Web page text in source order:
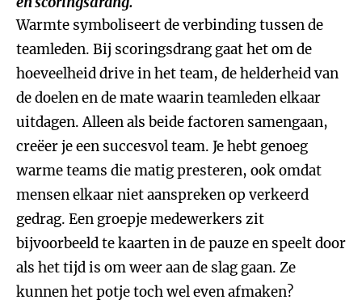
Warmte symboliseert de verbinding tussen de
teamleden. Bij scoringsdrang gaat het om de
hoeveelheid drive in het team, de helderheid van
de doelen en de mate waarin teamleden elkaar
uitdagen. Alleen als beide factoren samengaan,
creëer je een succesvol team. Je hebt genoeg
warme teams die matig presteren, ook omdat
mensen elkaar niet aanspreken op verkeerd
gedrag. Een groepje medewerkers zit
bijvoorbeeld te kaarten in de pauze en speelt door
als het tijd is om weer aan de slag gaan. Ze
kunnen het potje toch wel even afmaken?